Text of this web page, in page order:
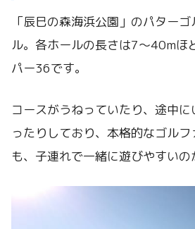
「辰巳の森海浜公園」のパター
ル。各ホールの長さは7〜40mほ
パー36です。
コースがうねっていたり、途中
ったりしており、本格的なゴル
も、子連れで一緒に遊びやすいの